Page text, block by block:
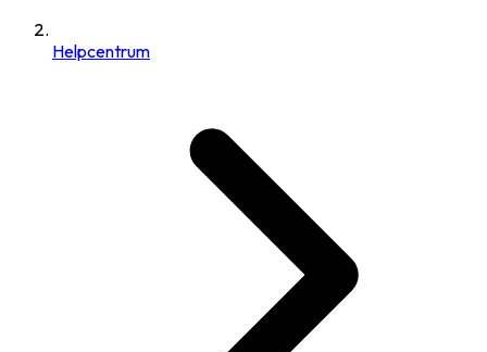
Helpcentrum